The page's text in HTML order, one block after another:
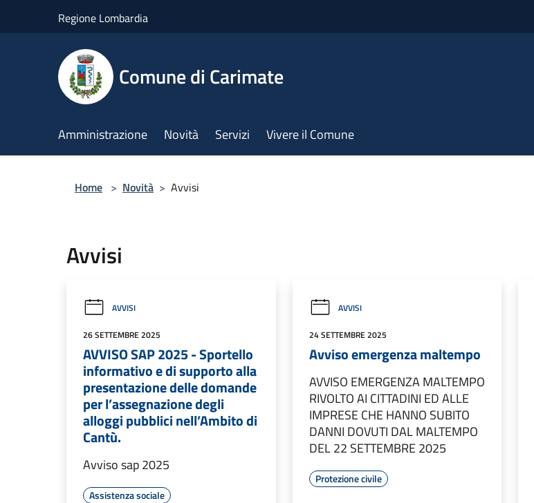
Regione Lombardia
Comune di Carimate
Amministrazione Novità Servizi Vivere il Comune
Home > Novità > Avvisi
Avvisi
AVVISI
26 SETTEMBRE 2025
AVVISO SAP 2025 - Sportello
informativo e di supporto alla
presentazione delle domande
per l’assegnazione degli
alloggi pubblici nell’Ambito di
Cantù.
Avviso sap 2025
Assistenza sociale
AVVISI
24 SETTEMBRE 2025
Avviso emergenza maltempo
AVVISO EMERGENZA MALTEMPO
RIVOLTO AI CITTADINI ED ALLE
IMPRESE CHE HANNO SUBITO
DANNI DOVUTI DAL MALTEMPO
DEL 22 SETTEMBRE 2025
Protezione civile